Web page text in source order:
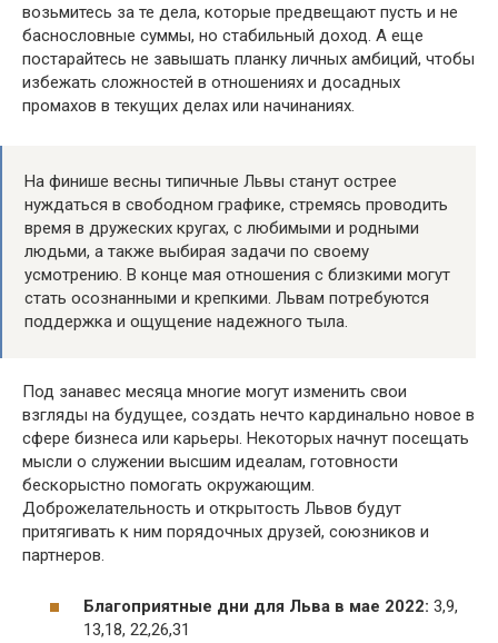
возьмитесь за те дела, которые предвещают пусть и не
баснословные суммы, но стабильный доход. А еще
постарайтесь не завышать планку личных амбиций, чтобы
избежать сложностей в отношениях и досадных
промахов в текущих делах или начинаниях.
На финише весны типичные Львы станут острее
нуждаться в свободном графике, стремясь проводить
время в дружеских кругах, с любимыми и родными
людьми, а также выбирая задачи по своему
усмотрению. В конце мая отношения с близкими могут
стать осознанными и крепкими. Львам потребуются
поддержка и ощущение надежного тыла.
Под занавес месяца многие могут изменить свои
взгляды на будущее, создать нечто кардинально новое в
сфере бизнеса или карьеры. Некоторых начнут посещать
мысли о служении высшим идеалам, готовности
бескорыстно помогать окружающим.
Доброжелательность и открытость Львов будут
притягивать к ним порядочных друзей, союзников и
партнеров.
Благоприятные дни для Льва в мае 2022: 3,9,
13,18, 22,26,31